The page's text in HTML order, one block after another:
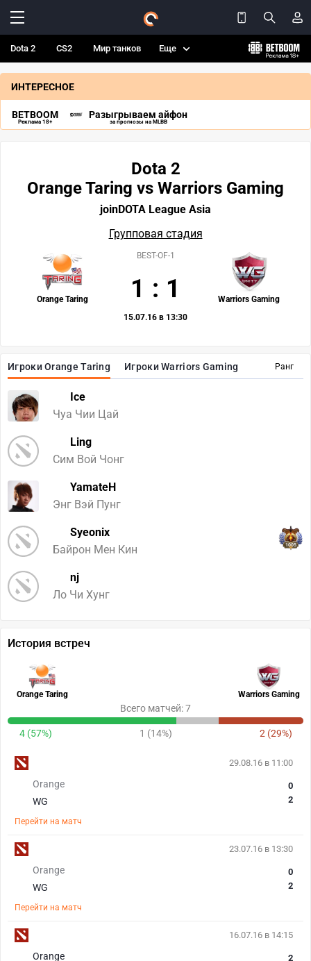
Dota 2 CS2 Мир танков Еще
ИНТЕРЕСНОЕ
BETBOOM
Реклама 18+
Разыгрываем айфон
за прогнозы на MLBB
Ранг
Игроки Orange Taring Игроки Warriors Gaming
Ice
Чуа Чии Цай
Ling
Сим Вой Чонг
YamateH
Энг Вэй Пунг
Syeonix
Байрон Мен Кин
1005
nj
Ло Чи Хунг
Dota 2
Orange Taring vs Warriors Gaming
joinDOTA League Asia
Групповая стадия
Orange Taring Warriors Gaming
BEST-OF-1
1 : 1
15.07.16 в 13:30
История встреч
Orange Taring Warriors Gaming
Всего матчей: 7
4 (57%) 1 (14%) 2 (29%)
29.08.16 в 11:00
Orange
WG
0
2
Перейти на матч
23.07.16 в 13:30
Orange
WG
0
2
Перейти на матч
16.07.16 в 14:15
Orange
2